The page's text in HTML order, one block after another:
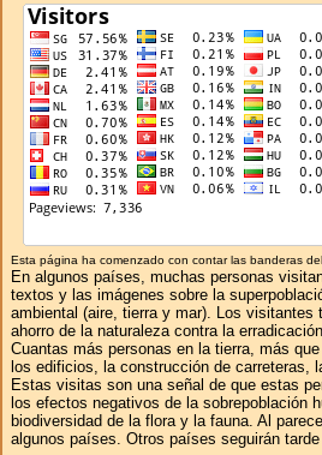
Esta página ha comenzado con contar las banderas
En algunos países, muchas personas
textos y las imágenes sobre la
ambiental (aire, tierra y mar). Los visitantes
ahorro de la naturaleza contra la
Cuantas más personas en la tierra, más
los edificios, la construcción de carreteras,
Estas visitas son una señal de que estas
los efectos negativos de la sobrepoblación
biodiversidad de la flora y la fauna. Al
algunos países. Otros países seguirán